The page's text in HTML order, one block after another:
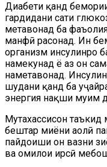
Диабети қанд
гардидани сатҳи
метавонад ба
манфӣ расонад. Ин
организм инсулинро
намекунад ё аз он
наметавонад.
шудани қанд ба
энергия нақши муҳим
Мутахассисон
бештар миёни аҳолӣ
пайдоиши он вазни
ва омилҳои ирсӣ